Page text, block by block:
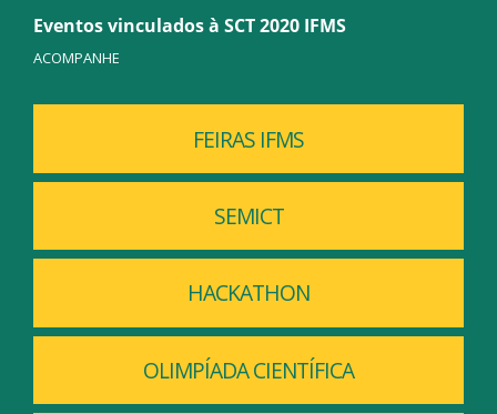
Eventos vinculados à SCT 2020 IFMS
ACOMPANHE
FEIRAS IFMS
SEMICT
HACKATHON
OLIMPÍADA CIENTÍFICA